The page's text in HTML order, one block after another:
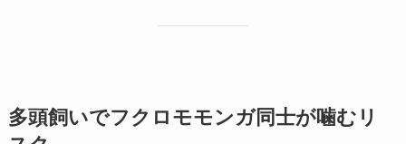
多頭飼いでフクロモモンガ同士が噛むリ